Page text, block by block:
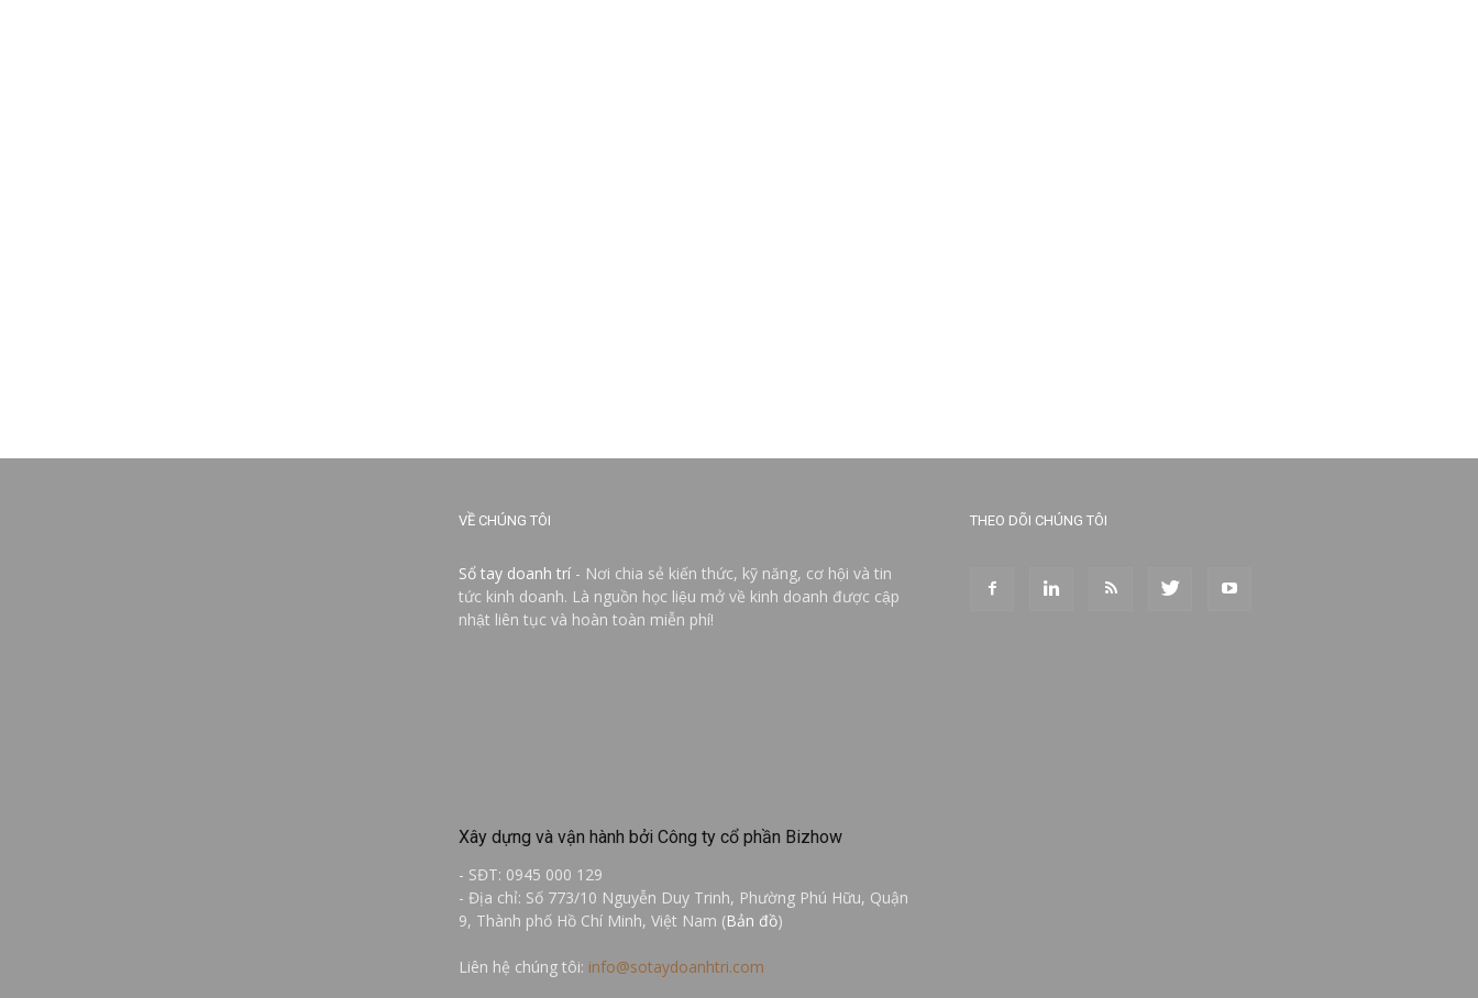
VỀ CHÚNG TÔI
Sổ tay doanh trí - Nơi chia sẻ kiến thức, kỹ năng, cơ hội và tin
tức kinh doanh. Là nguồn học liệu mở về kinh doanh được cập
nhật liên tục và hoàn toàn miễn phí!
Xây dựng và vận hành bởi Công ty cổ phần Bizhow
- SĐT: 0945 000 129
- Địa chỉ: Số 773/10 Nguyễn Duy Trinh, Phường Phú Hữu, Quận
9, Thành phố Hồ Chí Minh, Việt Nam (Bản đồ)
Liên hệ chúng tôi: info@sotaydoanhtri.com
THEO DÕI CHÚNG TÔI